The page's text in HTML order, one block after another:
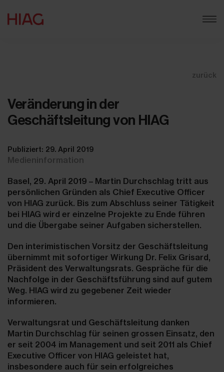
zurück
Veränderung in der
Geschäftsleitung von HIAG
Publiziert: 29. April 2019
Medieninformation
Basel, 29. April 2019 – Martin Durchschlag tritt aus
persönlichen Gründen als Chief Executive Officer
von HIAG zurück. Bis zum Abschluss seiner Tätigkeit
bei HIAG wird er einzelne Projekte zu Ende führen
und die Übergabe seiner Aufgaben sicherstellen.
Den interimistischen Vorsitz der Geschäftsleitung
übernimmt mit sofortiger Wirkung Dr. Felix Grisard,
Präsident des Verwaltungsrats. Gespräche für die
Nachfolge in der Geschäftsführung sind auf gutem
Weg. HIAG wird zu gegebener Zeit wieder
informieren.
Verwaltungsrat und Geschäftsleitung danken
Martin Durchschlag für seinen grossen Einsatz, den
er seit 2004 im Management und seit 2011 als Chief
Executive Officer von HIAG geleistet hat,
insbesondere auch für sein erfolgreiches